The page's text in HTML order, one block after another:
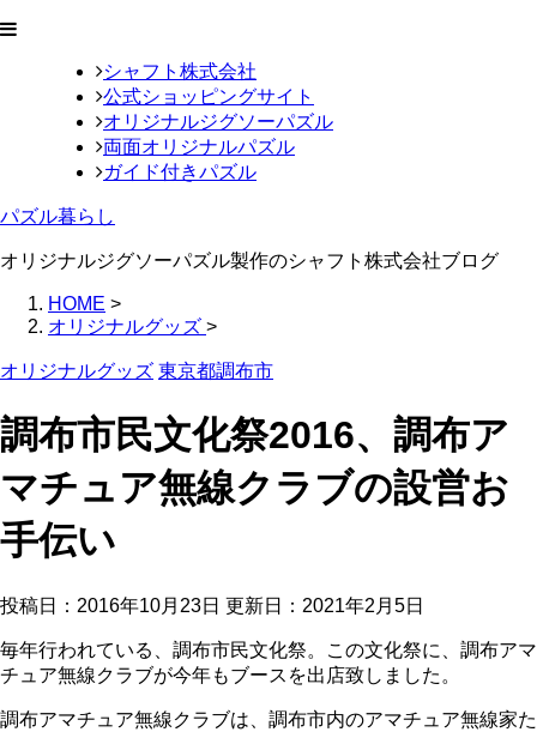
シャフト株式会社
公式ショッピングサイト
オリジナルジグソーパズル
両面オリジナルパズル
ガイド付きパズル
パズル暮らし
オリジナルジグソーパズル製作のシャフト株式会社ブログ
HOME >
オリジナルグッズ >
オリジナルグッズ 東京都調布市
調布市民文化祭2016、調布ア
マチュア無線クラブの設営お
手伝い
投稿日：2016年10月23日 更新日： 2021年2月5日
毎年行われている、調布市民文化祭。この文化祭に、調布アマ
チュア無線クラブが今年もブースを出店致しました。
調布アマチュア無線クラブは、調布市内のアマチュア無線家た